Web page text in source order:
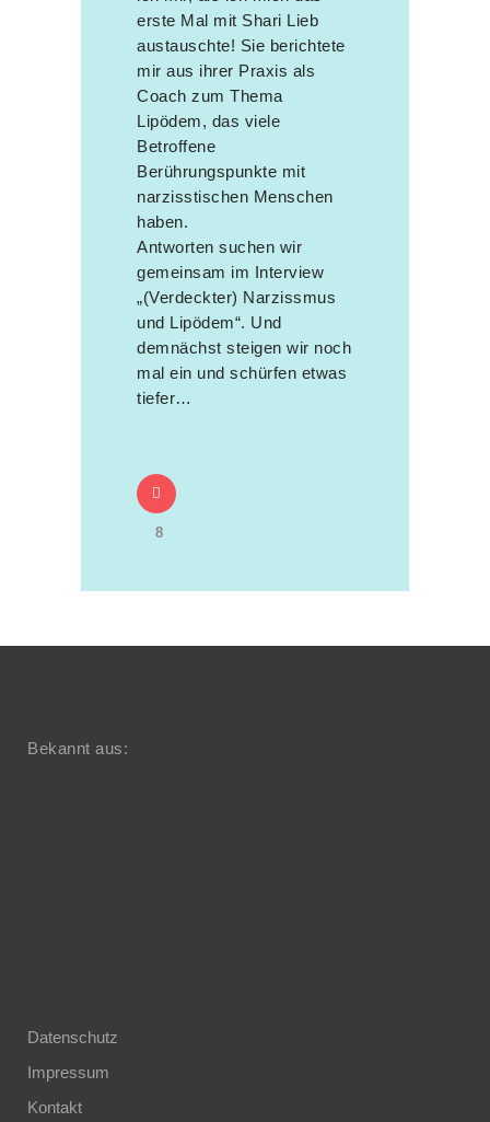
erste Mal mit Shari Lieb
austauschte! Sie berichtete
mir aus ihrer Praxis als
Coach zum Thema
Lipödem, das viele
Betroffene
Berührungspunkte mit
narzisstischen Menschen
haben.
Antworten suchen wir
gemeinsam im Interview
„(Verdeckter) Narzissmus
und Lipödem“. Und
demnächst steigen wir noch
mal ein und schürfen etwas
tiefer…
8
Bekannt aus:
Datenschutz
Impressum
Kontakt